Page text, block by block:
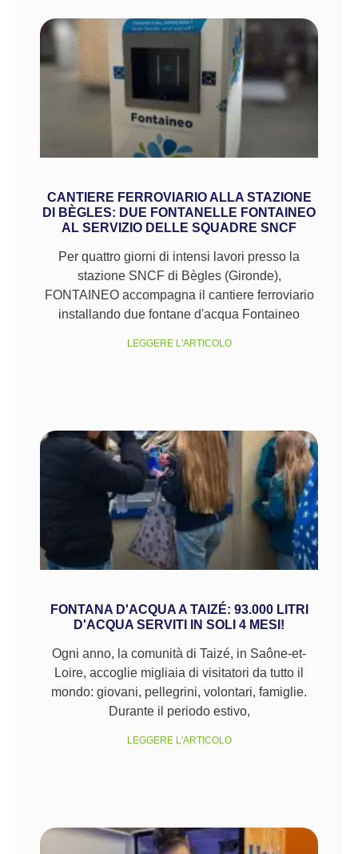
CANTIERE FERROVIARIO ALLA STAZIONE
DI BÈGLES: DUE FONTANELLE FONTAINEO
AL SERVIZIO DELLE SQUADRE SNCF
Per quattro giorni di intensi lavori presso la
stazione SNCF di Bègles (Gironde),
FONTAINEO accompagna il cantiere ferroviario
installando due fontane d'acqua Fontaineo
LEGGERE L'ARTICOLO
FONTANA D'ACQUA A TAIZÉ: 93.000 LITRI
D'ACQUA SERVITI IN SOLI 4 MESI!
Ogni anno, la comunità di Taizé, in Saône-et-
Loire, accoglie migliaia di visitatori da tutto il
mondo: giovani, pellegrini, volontari, famiglie.
Durante il periodo estivo,
LEGGERE L'ARTICOLO